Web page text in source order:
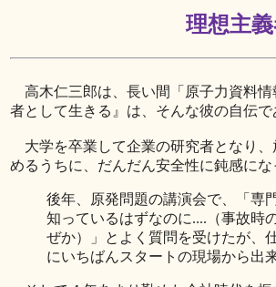
理想主
高木仁三郎は、長い間「原子力資料
者として生きる』は、そんな彼の自伝で
大学を卒業して企業の研究者となり
めるうちに、だんだん安全性に鈍感にな
後年、原発問題の講演会で、「専
知っているはずなのに....（事故時
ぜか）」とよく質問を受けたが、
にいちばんスタートの現場から出